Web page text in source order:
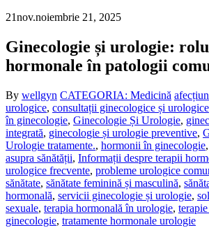
21nov.noiembrie 21, 2025
Ginecologie și urologie:
hormonale în patologii
By wellgyn CATEGORIA: Medicină
urologice, consultații ginecologice și urologice
în ginecologie, Ginecologie Și Urologie,
integrată, ginecologie și urologie preventive,
Urologie tratamente., hormonii în ginecologie,
asupra sănătății, Informații despre terapii
urologice frecvente, probleme urologice
sănătate, sănătate feminină și masculină,
hormonală, servicii ginecologie și urologie,
sexuale, terapia hormonală în urologie,
ginecologie, tratamente hormonale urologie